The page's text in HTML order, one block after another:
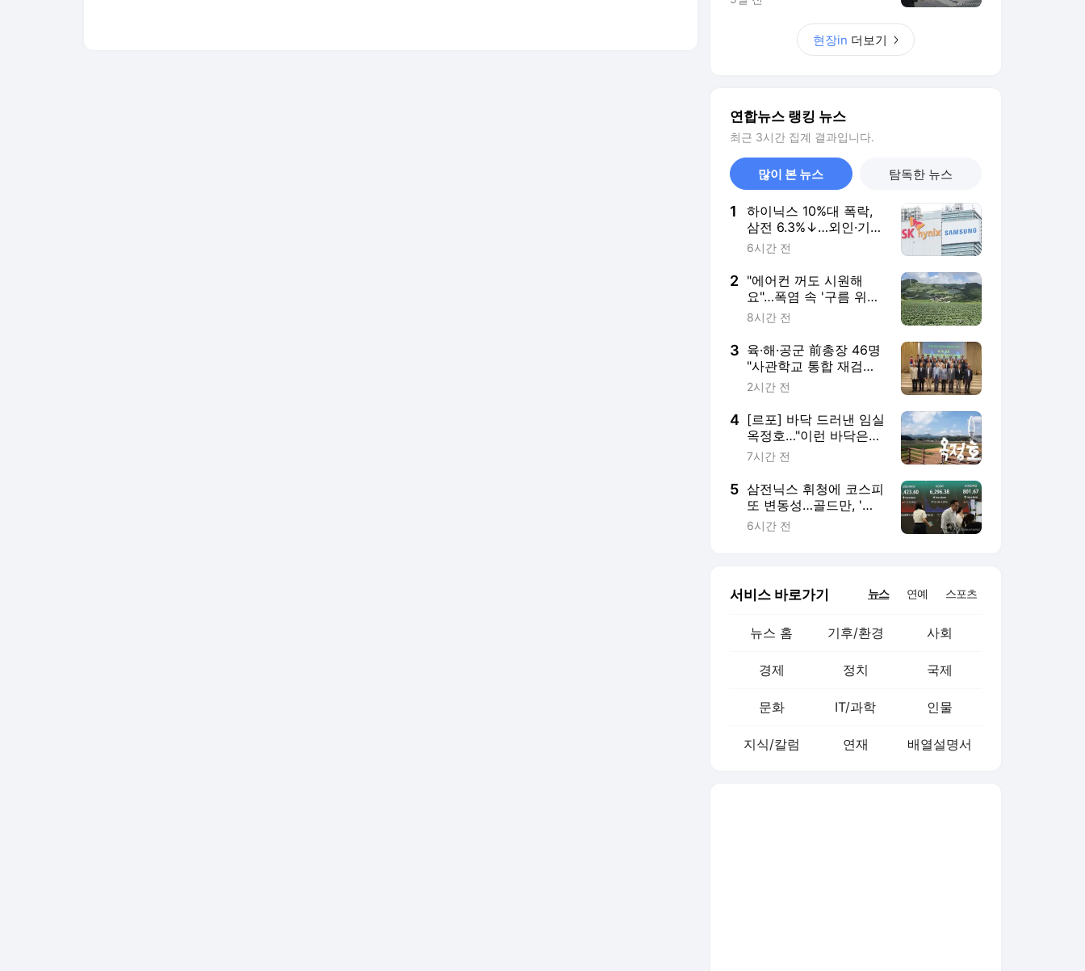
현장in 더보기
연합뉴스 랭킹 뉴스
최근 3시간 집계 결과입니다.
많이 본 뉴스 탐독한 뉴스
1
하이닉스 10%대 폭락,
삼전 6.3%↓…외인·기관
팔았다(종합)
6시간 전
2 "에어컨 꺼도 시원해
요"…폭염 속 '구름 위의
땅' 안반데기
8시간 전
3 육·해·공군 前총장 46명
"사관학교 통합 재검토
강력 건의"
2시간 전
4 [르포] 바닥 드러낸 임실
옥정호…"이런 바닥은
난생처음"
7시간 전
5 삼전닉스 휘청에 코스피
또 변동성…골드만, '코
스피 12,000' 유지(종
6시간 전
서비스 바로가기 뉴스 연예 스포츠
뉴스 홈 기후/환경 사회
경제 정치 국제
문화 IT/과학 인물
지식/칼럼 연재 배열설명서